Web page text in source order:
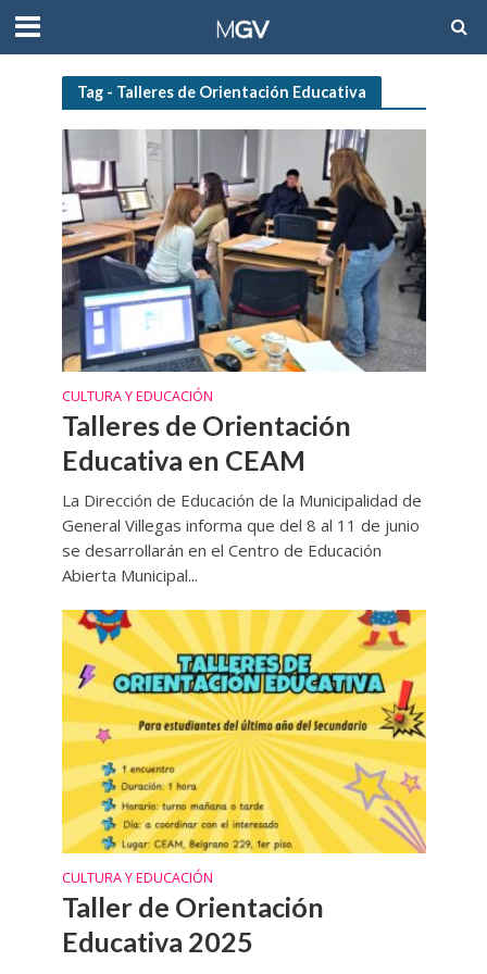
Tag - Talleres de Orientación Educativa
CULTURA Y EDUCACIÓN
Talleres de Orientación
Educativa en CEAM
La Dirección de Educación de la Municipalidad de
General Villegas informa que del 8 al 11 de junio
se desarrollarán en el Centro de Educación
Abierta Municipal...
CULTURA Y EDUCACIÓN
Taller de Orientación
Educativa 2025